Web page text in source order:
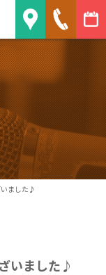
ました♪
いました♪